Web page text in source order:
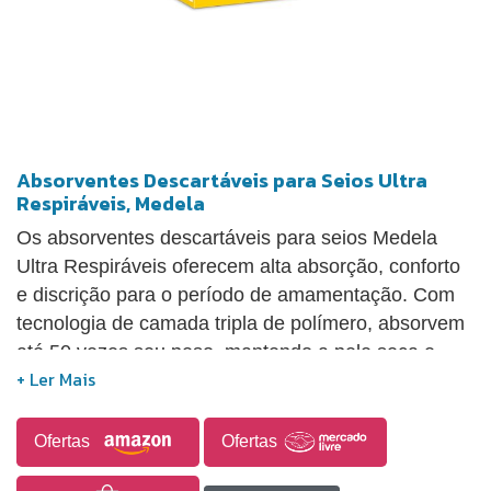
Absorventes Descartáveis para Seios Ultra
Respiráveis, Medela
Os absorventes descartáveis para seios Medela
Ultra Respiráveis oferecem alta absorção, conforto
e discrição para o período de amamentação. Com
tecnologia de camada tripla de polímero, absorvem
até 50 vezes seu peso, mantendo a pele seca e
protegendo as roupas contra vazamentos. A
umidade e promovendo circulação de ar. Com
apenas 1,6 mm de espessura e contorno
Ofertas Ofertas